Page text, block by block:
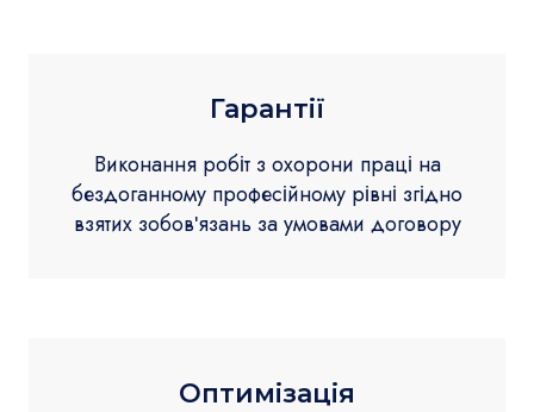
Гарантії
Виконання робіт з охорони праці на
бездоганному професійному рівні згідно
взятих зобов'язань за умовами договору
Оптимізація